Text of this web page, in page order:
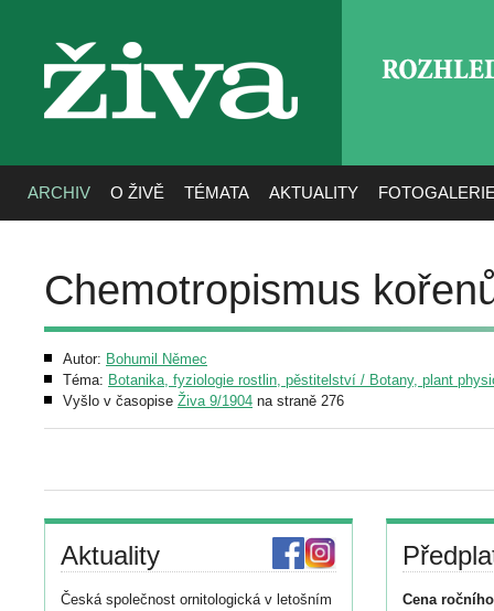
živa
ARCHIV O ŽIVĚ TÉMATA AKTUALITY
Chemotropismus
Autor: Bohumil Němec
Téma: Botanika, fyziologie rostlin, pěstitelství / Botany, plant
Vyšlo v časopise Živa 9/1904 na straně 276
Aktuality
Česká společnost ornitologická v letošním
Cena